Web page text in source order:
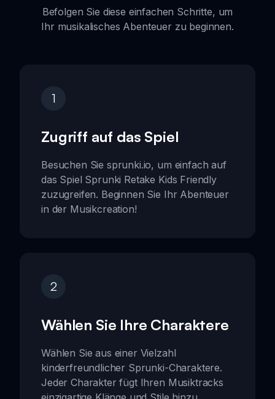
Befolgen Sie diese einfachen Schritte, um
Ihr musikalisches Abenteuer zu beginnen.
1
Zugriff auf das Spiel
Besuchen Sie sprunki.io, um einfach auf
das Spiel Sprunki Retake Kids Friendly
zuzugreifen. Beginnen Sie Ihr Abenteuer
in der Musikcreation!
2
Wählen Sie Ihre Charaktere
Wählen Sie aus einer Vielzahl
kinderfreundlicher Sprunki-Charaktere.
Jeder Charakter fügt Ihren Musiktracks